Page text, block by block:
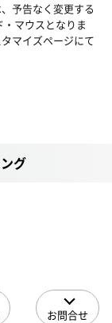
予告なく変更する
マウスとなりま
マイズページにて
グ
お問合せ